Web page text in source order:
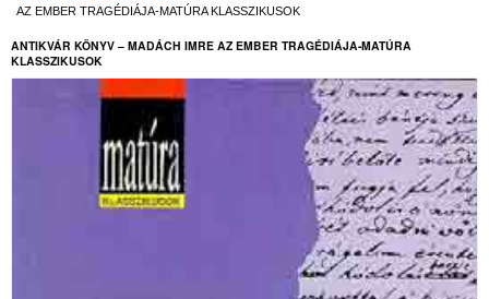
CURRENT:
AZ EMBER TRAGÉDIÁJA-MATÚRA KLASSZIKUSOK
ANTIKVÁR KÖNYV – MADÁCH IMRE AZ EMBER TRAGÉDIÁJA-MATÚRA
KLASSZIKUSOK